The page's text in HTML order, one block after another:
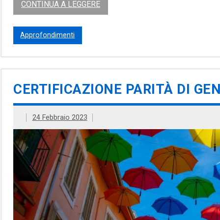
CONTINUA A LEGGERE
Approfondimenti
CERTIFICAZIONE PARITÀ DI
24 Febbraio 2023